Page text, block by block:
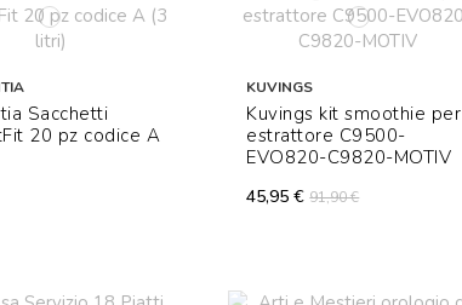
Sacchetti
20 pz codice A
KUVINGS
Kuvings kit smoothie per
estrattore C9500-
EVO820-C9820-MOTIV
45,95 €91,90 €